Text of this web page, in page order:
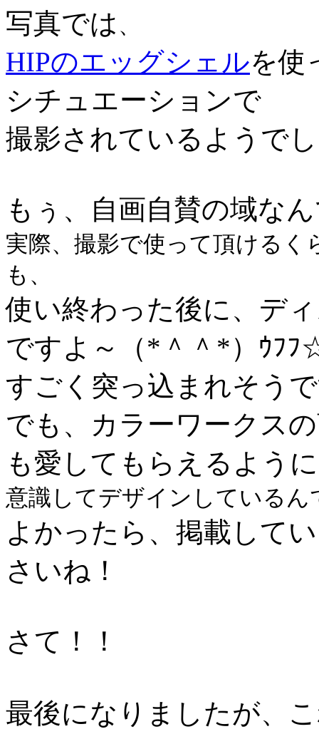
写真では 、
HIPのエッグシェルを使
シチュエーションで
撮影されているようで
もぅ、自画自賛の域な
実際、撮影で使って頂ける
も、
使い終わった後に、デ
ですよ～（*＾＾*）ｳﾌﾌ
すごく突っ込まれそう
でも、カラーワークス
も愛してもらえるよう
意識してデザインしているん
よかったら、掲載して
さいね！
さて！！
最後になりましたが、